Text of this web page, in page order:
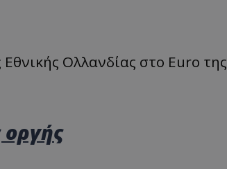
Ολλανδίας στο Euro της
οργής